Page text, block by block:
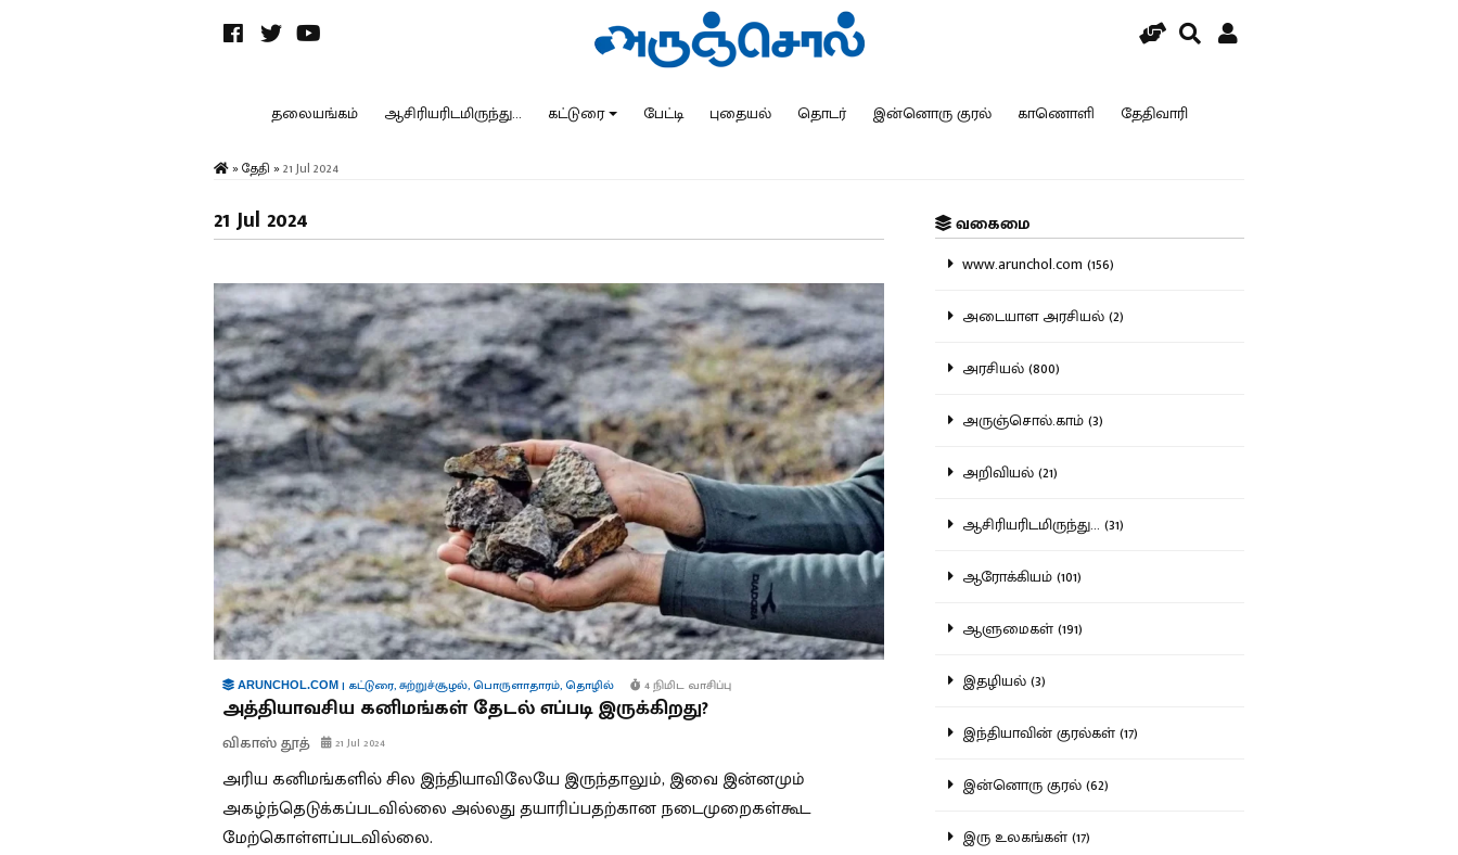
தலையங்கம் ஆசிரியரிடமிருந்து... கட்டுரை பேட்டி புதையல் தொடர் இன்னொரு குரல் காணொளி தேதிவாரி
» தேதி » 21 Jul 2024
21 Jul 2024
ARUNCHOL.COM | கட்டுரை,சுற்றுச்சூழல்,பொருளாதாரம்,தொழில் 4 நிமிட வாசிப்பு
அத்தியாவசிய கனிமங்கள் தேடல் எப்படி இருக்கிறது?
விகாஸ் தூத் 21 Jul 2024
அரிய கனிமங்களில் சில இந்தியாவிலேயே இருந்தாலும், இவை இன்னமும்
அகழ்ந்தெடுக்கப்படவில்லை அல்லது தயாரிப்பதற்கான நடைமுறைகள்கூட
மேற்கொள்ளப்படவில்லை.
வகைமை
www.arunchol.com (156)
அடையாள அரசியல் (2)
அரசியல் (800)
அருஞ்சொல்.காம் (3)
அறிவியல் (21)
ஆசிரியரிடமிருந்து... (31)
ஆரோக்கியம் (101)
ஆளுமைகள் (191)
இதழியல் (3)
இந்தியாவின் குரல்கள் (17)
இன்னொரு குரல் (62)
இரு உலகங்கள் (17)